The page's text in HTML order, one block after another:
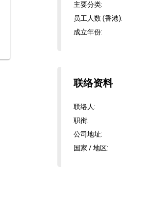
主要分类:
员工人数 (香港):
成立年份:
联络资料
联络人:
职衔:
公司地址:
国家 / 地区: